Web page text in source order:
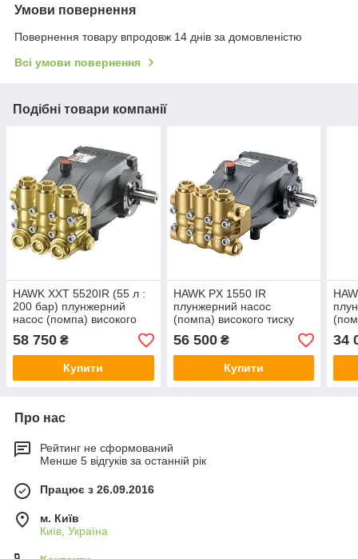
Умови повернення
Повернення товару впродовж 14 днів за домовленістю
Всі умови повернення
Подібні товари компанії
HAWK XXT 5520IR (55 л :
200 бар) плунжерний
насос (помпа) високого
тиску
58 750 ₴
Купити
HAWK PX 1550 IR
плунжерний насос
(помпа) високого тиску
56 500₴
Купити
34
Про нас
Рейтинг не сформований
Менше 5 відгуків за останній рік
Працює з 26.09.2016
м. Київ
Київ, Україна